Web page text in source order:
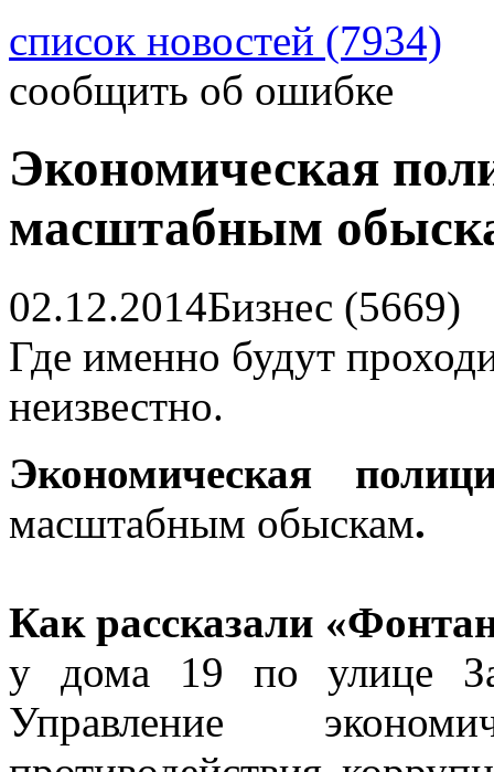
список новостей (7934)
сообщить об ошибке
Экономическая
масштабным
02.12.2014Бизнес (5669)
Где именно будут
неизвестно.
Экономическая
масштабным обыскам.
Как рассказали
у дома 19 по улице
Управление